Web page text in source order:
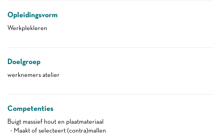
Opleidingsvorm
Werkplekleren
Doelgroep
werknemers atelier
Competenties
Buigt massief hout en plaatmateriaal
- Maakt of selecteert (contra)mallen